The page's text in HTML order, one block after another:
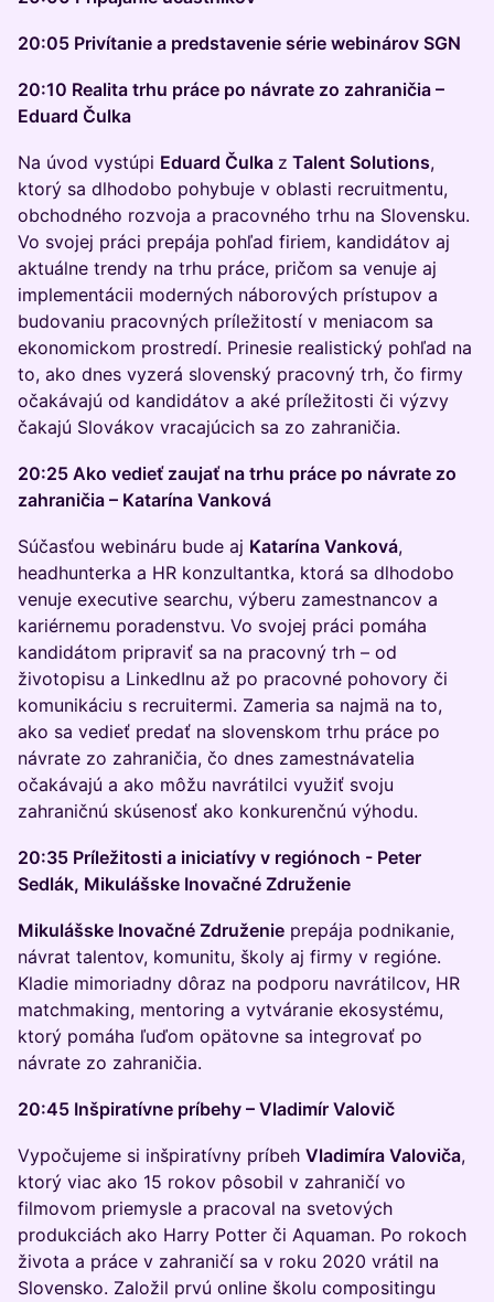
20:05 Privítanie a predstavenie série webinárov SGN
20:10 Realita trhu práce po návrate zo zahraničia –
Eduard Čulka
Na úvod vystúpi Eduard Čulka z Talent Solutions,
ktorý sa dlhodobo pohybuje v oblasti recruitmentu,
obchodného rozvoja a pracovného trhu na Slovensku.
Vo svojej práci prepája pohľad firiem, kandidátov aj
aktuálne trendy na trhu práce, pričom sa venuje aj
implementácii moderných náborových prístupov a
budovaniu pracovných príležitostí v meniacom sa
ekonomickom prostredí. Prinesie realistický pohľad na
to, ako dnes vyzerá slovenský pracovný trh, čo firmy
očakávajú od kandidátov a aké príležitosti či výzvy
čakajú Slovákov vracajúcich sa zo zahraničia.
20:25 Ako vedieť zaujať na trhu práce po návrate zo
zahraničia – Katarína Vanková
Súčasťou webináru bude aj Katarína Vanková,
headhunterka a HR konzultantka, ktorá sa dlhodobo
venuje executive searchu, výberu zamestnancov a
kariérnemu poradenstvu. Vo svojej práci pomáha
kandidátom pripraviť sa na pracovný trh – od
životopisu a LinkedInu až po pracovné pohovory či
komunikáciu s recruitermi. Zameria sa najmä na to,
ako sa vedieť predať na slovenskom trhu práce po
návrate zo zahraničia, čo dnes zamestnávatelia
očakávajú a ako môžu navrátilci využiť svoju
zahraničnú skúsenosť ako konkurenčnú výhodu.
20:35 Príležitosti a iniciatívy v regiónoch - Peter
Sedlák, Mikulášske Inovačné Združenie
Mikulášske Inovačné Združenie prepája podnikanie,
návrat talentov, komunitu, školy aj firmy v regióne.
Kladie mimoriadny dôraz na podporu navrátilcov, HR
matchmaking, mentoring a vytváranie ekosystému,
ktorý pomáha ľuďom opätovne sa integrovať po
návrate zo zahraničia.
20:45 Inšpiratívne príbehy – Vladimír Valovič
Vypočujeme si inšpiratívny príbeh Vladimíra Valoviča,
ktorý viac ako 15 rokov pôsobil v zahraničí vo
filmovom priemysle a pracoval na svetových
produkciách ako Harry Potter či Aquaman. Po rokoch
života a práce v zahraničí sa v roku 2020 vrátil na
Slovensko. Založil prvú online školu compositingu